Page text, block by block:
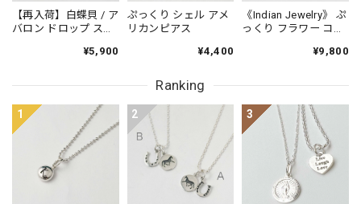
ムーン
2025/07/23
に行くので付けていきます
レビュー投稿いただきましてありがとうござい
ます。早速海で楽しんでいただけましたか？ビ
ーチサンダルにもバッチリ可愛く合わせられま
すよね。小さくても足元にあるだけで、全然印
象が違いますね。たくさんご利用くださいね！
【再入荷】白蝶貝 / ア
バロン ドロップ スタ
アス プチピアス¥5,900
ぷっくり シェル アメ
リカンピアス
¥4,400
《Indian Jewelry》 ぷ
っくり フラワー コン
¥9,800
Ranking
1 2 3